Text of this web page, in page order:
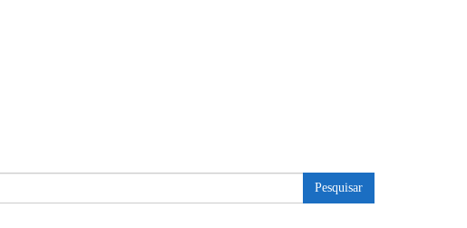
Pesquisar